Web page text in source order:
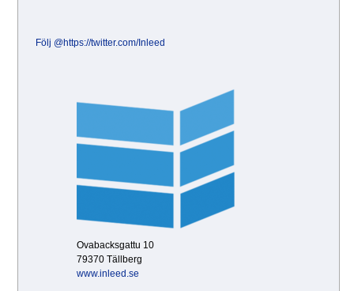
Följ @https://twitter.com/Inleed
Ovabacksgattu 10
79370 Tällberg
www.inleed.se